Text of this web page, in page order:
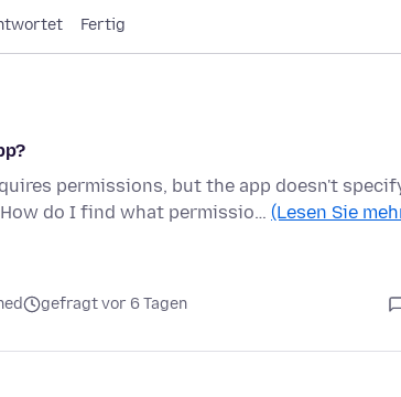
Fertig
permissions, but the app doesn't
do I find what permissio… (Lesen Sie
gefragt vor 6 Tagen